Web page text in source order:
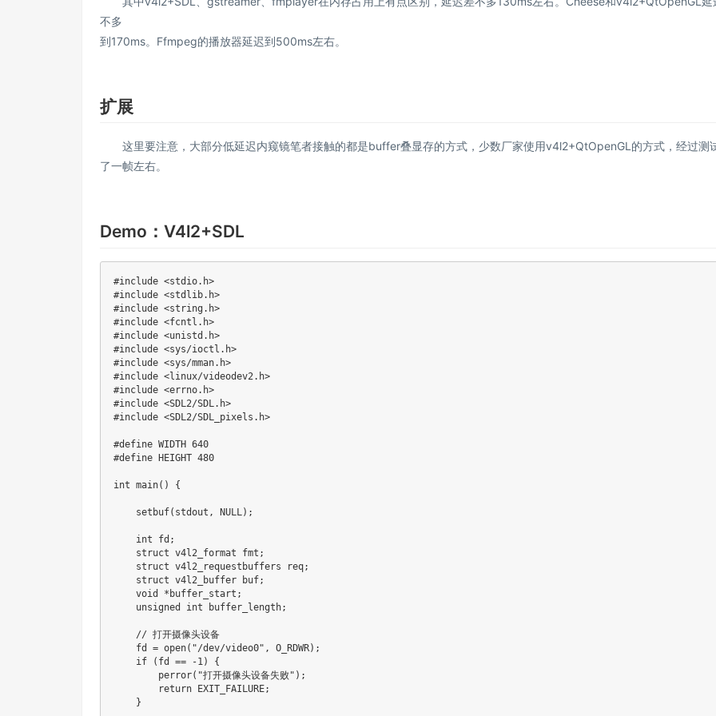
不多
到170ms。Ffmpeg的播放器延迟到500ms左右。
扩展
这里要注意，大部分低延迟内窥镜笔者接触的都是buffer叠显存的方式，少数厂家使用v4l2+QtOpenGL的方式，经过测
了一帧左右。
Demo：V4l2+SDL
#include <stdio.h>
#include <stdlib.h>
#include <string.h>
#include <fcntl.h>
#include <unistd.h>
#include <sys/ioctl.h>
#include <sys/mman.h>
#include <linux/videodev2.h>
#include <errno.h>
#include <SDL2/SDL.h>
#include <SDL2/SDL_pixels.h>
#define WIDTH 640
#define HEIGHT 480
int main( ) {
setbuf( stdout , NULL ) ;
int fd ;
struct v4l2_format fmt ;
struct v4l2_requestbuffers req;
struct v4l2_buffer buf;
void
* buffer_start ;
unsigned
int buffer_length;
// 打开摄像头设备
    fd
= open( "/dev/video0" , O_RDWR) ;
if
( fd == -1 )
{
perror( "打开摄像头设备失败" ) ;
return EXIT_FAILURE;
}